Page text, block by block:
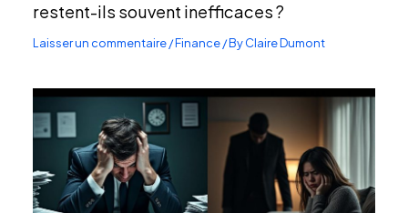
restent-ils souvent inefficaces ?
Laisser un commentaire/Finance/ ByClaire Dumont